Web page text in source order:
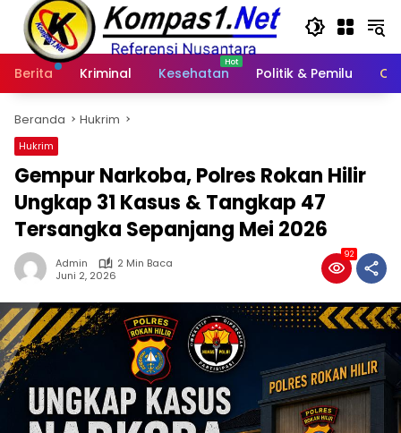
Langsung
konten
Berita
Kriminal Kesehatan Politik & Pemilu
Beranda Hukrim
Hukrim
Gempur Narkoba, Polres Rokan Hilir
Ungkap 31 Kasus & Tangkap 47
Tersangka Sepanjang Mei 2026
Admin
2 Min Baca
Juni 2, 2026
92